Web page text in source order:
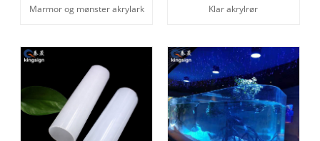
Marmor og mønster akrylark Klar akrylrør